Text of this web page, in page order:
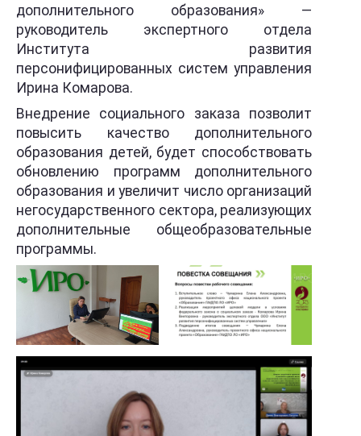
дополнительного образования» —
руководитель экспертного отдела
Института развития
персонифицированных систем управления
Ирина Комарова.
Внедрение социального заказа позволит
повысить качество дополнительного
образования детей, будет способствовать
обновлению программ дополнительного
образования и увеличит число организаций
негосударственного сектора, реализующих
дополнительные общеобразовательные
программы.